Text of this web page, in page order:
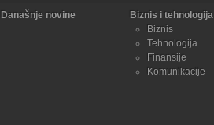
Današnje novine
Biznis i tehnologija
Biznis
Tehnologija
Finansije
Komunikacije